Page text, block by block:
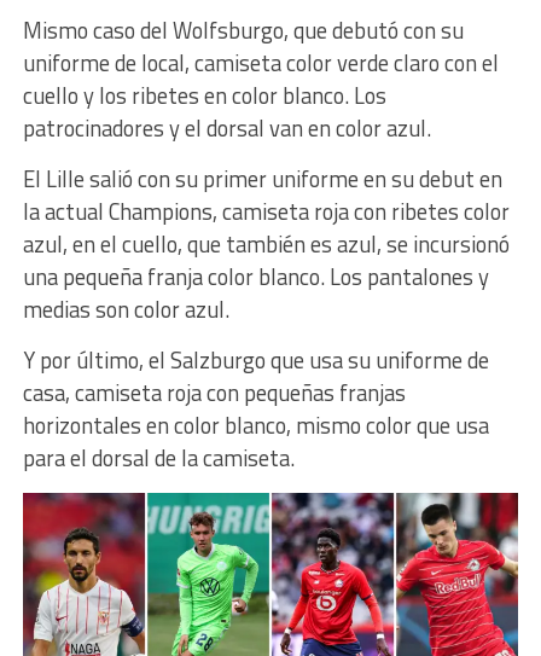
Mismo caso del Wolfsburgo, que debutó con su
uniforme de local, camiseta color verde claro con el
cuello y los ribetes en color blanco. Los
patrocinadores y el dorsal van en color azul.
El Lille salió con su primer uniforme en su debut en
la actual Champions, camiseta roja con ribetes color
azul, en el cuello, que también es azul, se incursionó
una pequeña franja color blanco. Los pantalones y
medias son color azul.
Y por último, el Salzburgo que usa su uniforme de
casa, camiseta roja con pequeñas franjas
horizontales en color blanco, mismo color que usa
para el dorsal de la camiseta.